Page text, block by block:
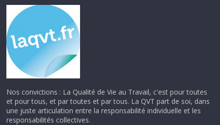
Nos convictions : La Qualité de Vie au Travail, c'est pour toutes
et pour tous, et par toutes et par tous. La QVT part de soi, dans
une juste articulation entre la responsabilité individuelle et les
responsabilités collectives.